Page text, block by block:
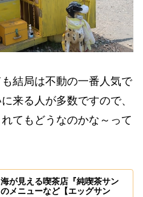
結局は不動の一番人気で
来る人が多数ですので、
てもどうなのかな～って
海が見える喫茶店『純喫茶サン
メニューなど【エッグサン